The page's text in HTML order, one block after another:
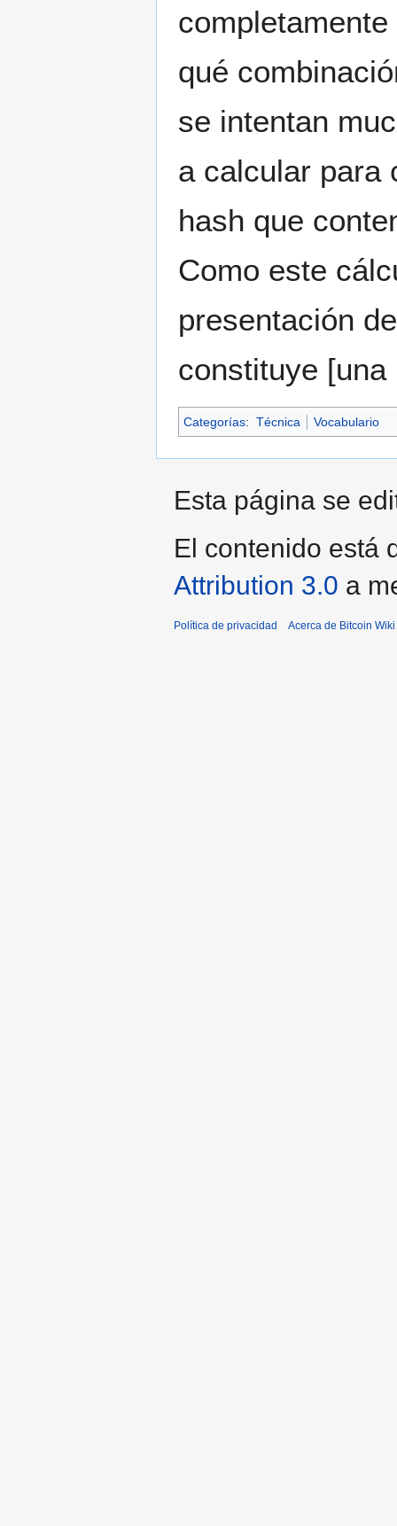
qué
se intentan
a calcular para
hash que
Como este
presentación
constituye
Categorías: Técnica Vocabulario
Esta página se
El contenido está
Attribution 3.0 a
Política de privacidad Acerca de Bitcoin Wiki